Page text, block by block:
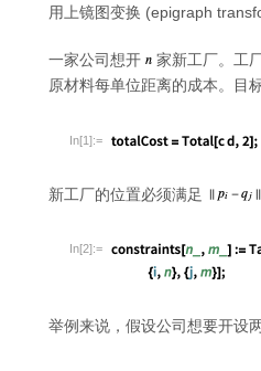
用上镜图变换 (epigraph
一家公司想开
家新工厂。工
原材料每单位距离的成本。目
In[1]:=
新工厂的位置必须满足
In[2]:=
举例来说，假设公司想要开设